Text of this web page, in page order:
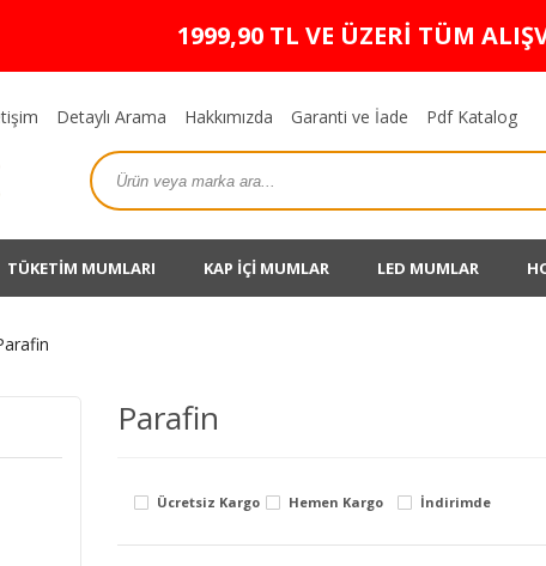
1999,90 TL VE ÜZERİ TÜM
Detaylı Arama Hakkımızda Garanti ve İade Pdf Katalog
TÜKETİM MUMLARI KAP İÇİ MUMLAR LED MUMLAR
Parafin
Ücretsiz Kargo Hemen Kargo İndirimde